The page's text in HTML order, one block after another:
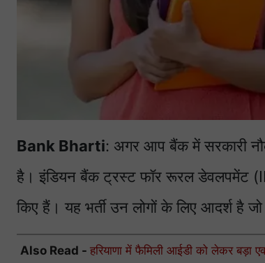
Bank Bharti: अगर आप बैंक में सरकारी
है। इंडियन बैंक ट्रस्ट फॉर रूरल डेवलपमेंट
किए हैं। यह भर्ती उन लोगों के लिए आदर्श है
Also Read - हरियाणा में फैमिली आईडी को लेकर बड़ा